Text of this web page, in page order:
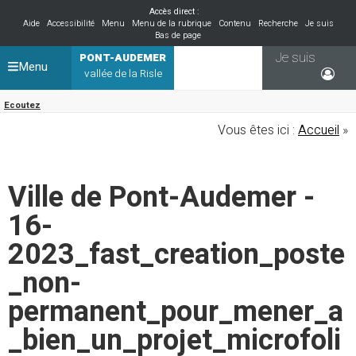
Accès direct :
Aide
Accessibilité Menu Menu de la rubrique Contenu Recherche
Je suis
Bas de page
PONT-AUDEMER
vallée de la Risle
Ecoutez
Je suis
Menu
Vous êtes ici : Accueil »
Ville de Pont-Audemer -
16-
2023_fast_creation_poste
_non-
permanent_pour_mener_a
_bien_un_projet_microfoli